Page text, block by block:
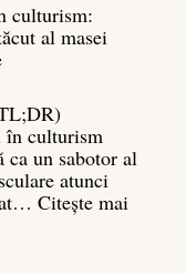
culturism:
al masei
culturism
ca un sabotor al
atunci
Citește mai